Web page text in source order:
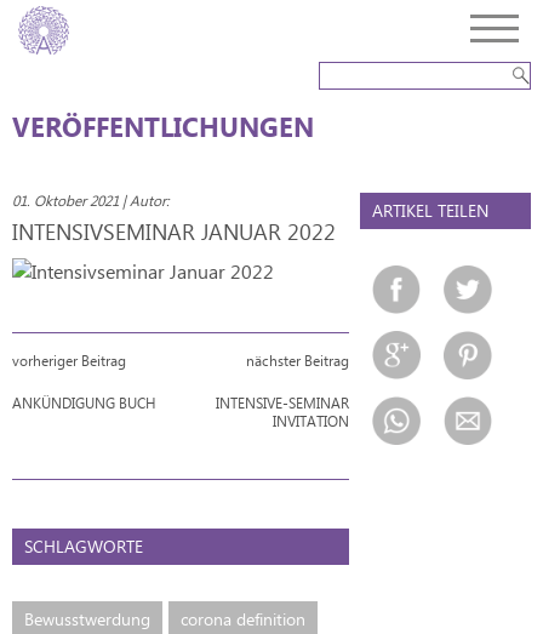
VERÖFFENTLICHUNGEN
01. Oktober 2021 | Autor:
INTENSIVSEMINAR JANUAR 2022
vorheriger Beitrag
ANKÜNDIGUNG BUCH
nächster Beitrag
INTENSIVE-SEMINAR
INVITATION
SCHLAGWORTE
Bewusstwerdung
corona definition
ARTIKEL TEILEN